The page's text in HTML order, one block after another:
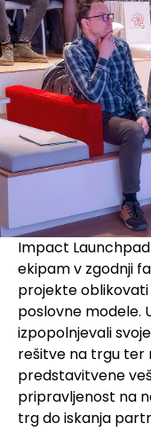
Impact
ekipam v zgodnji
projekte
poslovne modele.
izpopolnjevali
rešitve na trgu ter
predstavitvene
pripravljenost na
trg do iskanja